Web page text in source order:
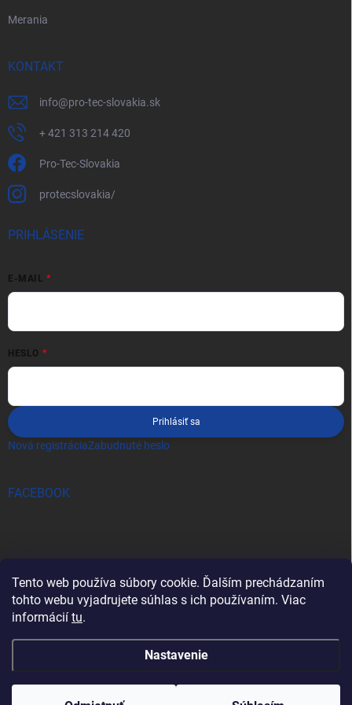
Tento web používa súbory cookie. Ďalším prechádzaním
tohto webu vyjadrujete súhlas s ich používaním. Viac
informácií tu.
Nastavenie
Merania
KONTAKT
info@pro-tec-slovakia.sk
+ 421 313 214 420
Pro-Tec-Slovakia
protecslovakia/
PRIHLÁSENIE
E-MAIL
HESLO
Prihlásiť sa
Nová registráciaZabudnuté heslo
FACEBOOK
Copyright 2026 . Všetky práva vyhradené.